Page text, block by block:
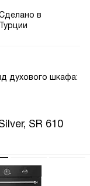
в
Турции
духового шкафа:
SR 610